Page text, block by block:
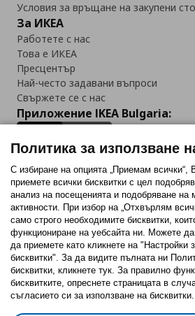
Условия за връщане на закупени
За ИКЕА
Работете с нас
Това е ИКЕА
Пресцентър
Най-често задавани въпроси
Свържете се с нас
Приложение IKEA Bulgaria:
Последвайте ни:
FacebookTwitterYoutubePinterestInstagram
Политика за използване на
Избор на настройки за
Политика за използване
С избиране на опцията „Приемам всички“,
приемете всички бисквитки с цел
анализ на посещенията и подобряване на
активности. При избор на „Отхвърлям
само строго необходимитe бисквитки,
функциониране на уебсайта ни. Можете да
да приемете като кликнете на "Настройки
бисквитки". За да видите пълната ни
бисквитки, кликнете тук. За правилно
бисквитките, опреснете страницата в
съгласието си за използване на бисквитки.